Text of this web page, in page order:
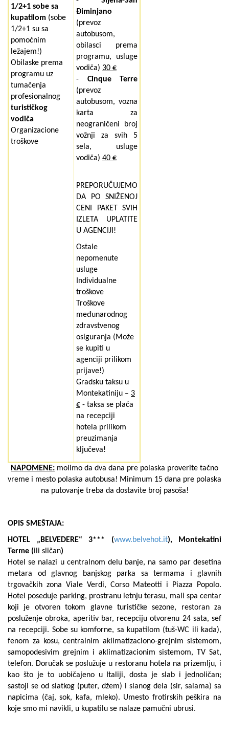
1/2+1 sobe sa
kupatilom (sobe
1/2+1 su sa
pomoćnim
ležajem!)
Obilaske prema
programu uz
tumačenja
profesionalnog
turističkog
vodiča
Organizacione
troškove
Điminjano
(prevoz
autobusom,
obilasci prema
programu, usluge
vodiča) 30 €
- Cinque Terre
(prevoz
autobusom, vozna
karta za
neograničeni broj
vožnji za svih 5
sela, usluge
vodiča) 40 €
PREPORUČUJEMO
DA PO SNIŽENOJ
CENI PAKET SVIH
IZLETA UPLATITE
U AGENCIJI!
Ostale
nepomenute
usluge
Individualne
troškove
Troškove
međunarodnog
zdravstvenog
osiguranja (Može
se kupiti u
agenciji prilikom
prijave!)
Gradsku taksu u
Montekatiniju – 3
€ - taksa se plaća
na recepciji
hotela prilikom
preuzimanja
ključeva!
NAPOMENE: molimo da dva dana pre polaska proverite tačno
vreme i mesto polaska autobusa! Minimum 15 dana pre polaska
na putovanje treba da dostavite broj pasoša!
OPIS SMEŠTAJA:
HOTEL „BELVEDERE“ 3*** (www.belvehot.it), Montekatini
Terme (ili sličan)
Hotel se nalazi u centralnom delu banje, na samo par desetina
metara od glavnog banjskog parka sa termama i glavnih
trgovačkih zona Viale Verdi, Corso Mateotti i Piazza Popolo.
Hotel poseduje parking, prostranu letnju terasu, mali spa centar
koji je otvoren tokom glavne turističke sezone, restoran za
posluženje obroka, aperitiv bar, recepciju otvorenu 24 sata, sef
na recepciji. Sobe su komforne, sa kupatilom (tuš-WC ili kada),
fenom za kosu, centralnim aklimatizaciono-grejnim sistemom,
samopodesivim grejnim i aklimatizacionim sistemom, TV Sat,
telefon. Doručak se poslužuje u restoranu hotela na prizemlju, i
kao što je to uobičajeno u Italiji, dosta je slab i jednoličan;
sastoji se od slatkog (puter, džem) i slanog dela (sir, salama) sa
napicima (čaj, sok, kafa, mleko). Umesto frotirskih peškira na
koje smo mi navikli, u kupatilu se nalaze pamučni ubrusi.